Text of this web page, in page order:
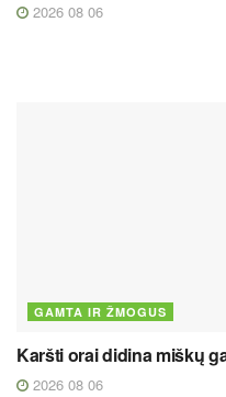
2026 08 06
GAMTA IR ŽMOGUS
Karšti orai didina miškų
2026 08 06